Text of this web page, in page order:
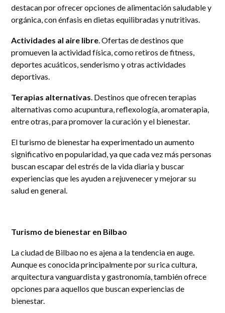
destacan por ofrecer opciones de alimentación saludable y
orgánica, con énfasis en dietas equilibradas y nutritivas.
Actividades al aire libre. Ofertas de destinos que
promueven la actividad física, como retiros de fitness,
deportes acuáticos, senderismo y otras actividades
deportivas.
Terapias alternativas. Destinos que ofrecen terapias
alternativas como acupuntura, reflexología, aromaterapia,
entre otras, para promover la curación y el bienestar.
El turismo de bienestar ha experimentado un aumento
significativo en popularidad, ya que cada vez más personas
buscan escapar del estrés de la vida diaria y buscar
experiencias que les ayuden a rejuvenecer y mejorar su
salud en general.
Turismo de bienestar en Bilbao
La ciudad de Bilbao no es ajena a la tendencia en auge.
Aunque es conocida principalmente por su rica cultura,
arquitectura vanguardista y gastronomía, también ofrece
opciones para aquellos que buscan experiencias de
bienestar.